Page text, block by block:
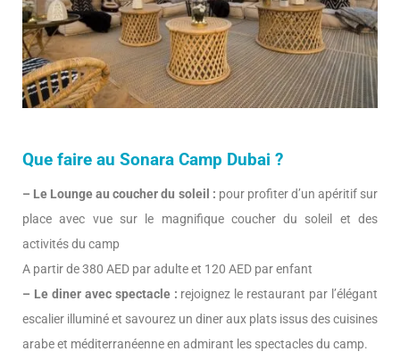
Que faire au Sonara Camp Dubai ?
– Le Lounge au coucher du soleil : pour profiter d’un apéritif sur
place avec vue sur le magnifique coucher du soleil et des
activités du camp
A partir de 380 AED par adulte et 120 AED par enfant
– Le diner avec spectacle : rejoignez le restaurant par l’élégant
escalier illuminé et savourez un diner aux plats issus des cuisines
arabe et méditerranéenne en admirant les spectacles du camp.